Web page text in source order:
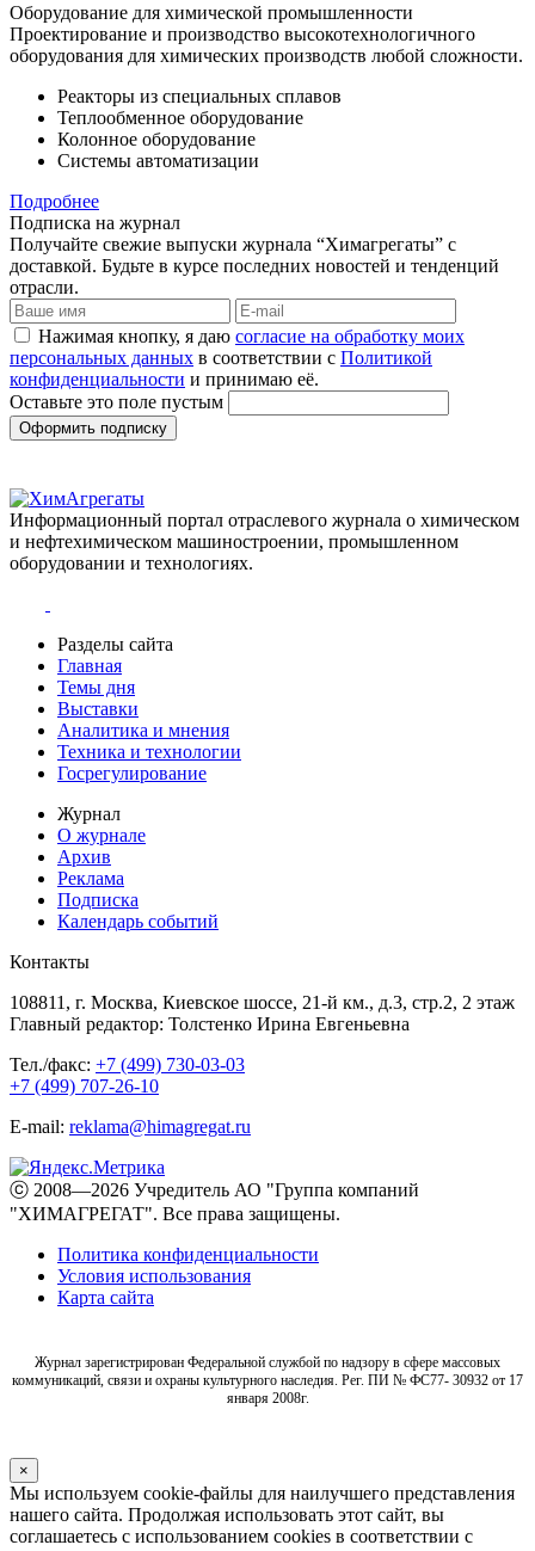
Оборудование для химической промышленности
Проектирование и производство высокотехнологичного
оборудования для химических производств любой сложности.
Реакторы из специальных сплавов
Теплообменное оборудование
Колонное оборудование
Системы автоматизации
Подробнее
Подписка на журнал
Получайте свежие выпуски журнала “Химагрегаты” с
доставкой. Будьте в курсе последних новостей и тенденций
отрасли.
Нажимая кнопку, я даю согласие на обработку моих
персональных данных в соответствии с Политикой
конфиденциальности и принимаю её.
Оставьте это поле пустым
Оформить подписку
Информационный портал отраслевого журнала о химическом
и нефтехимическом машиностроении, промышленном
оборудовании и технологиях.
Разделы сайта
Главная
Темы дня
Выставки
Аналитика и мнения
Техника и технологии
Госрегулирование
Журнал
О журнале
Архив
Реклама
Подписка
Календарь событий
Контакты
108811, г. Москва, Киевское шоссе, 21-й км., д.3, стр.2, 2 этаж
Главный редактор: Толстенко Ирина Евгеньевна
Тел./факс: +7 (499) 730-03-03
+7 (499) 707-26-10
E-mail: reklama@himagregat.ru
ⓒ 2008—2026 Учредитель АО "Группа компаний
"ХИМАГРЕГАТ". Все права защищены.
Политика конфиденциальности
Условия использования
Карта сайта
Журнал зарегистрирован Федеральной службой по надзору в сфере массовых
коммуникаций, связи и охраны культурного наследия. Рег. ПИ № ФС77- 30932 от 17
января 2008г.
×
Мы используем cookie-файлы для наилучшего представления
нашего сайта. Продолжая использовать этот сайт, вы
соглашаетесь с использованием cookies в соответствии с